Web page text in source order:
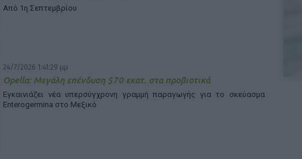
Από 1η Σεπτεμβρίου
24/7/2026 1:41:29 μμ
Opella: Μεγάλη επένδυση $70 εκατ. στα προβιοτικά
Εγκαινιάζει νέα υπερσύγχρονη γραμμή παραγωγής για το σκεύασμα
Enterogermina στο Μεξικό